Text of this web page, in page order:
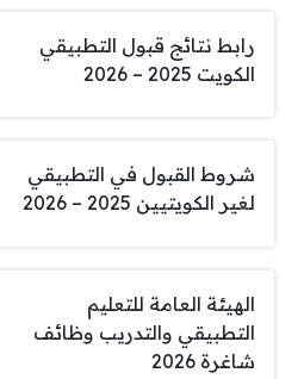
رابط نتائج قبول التطبيقي
الكويت 2025 – 2026
شروط القبول في التطبيقي
لغير الكويتيين 2025 – 2026
الهيئة العامة للتعليم
التطبيقي والتدريب وظائف
شاغرة 2026